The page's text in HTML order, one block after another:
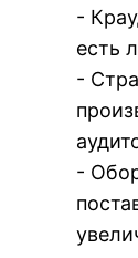
-
есть
-
-